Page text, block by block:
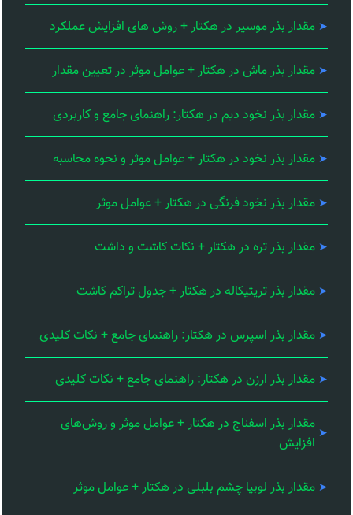
مقدار بذر موسیر در هکتار + روش های افزایش عملکرد
مقدار بذر ماش در هکتار + عوامل موثر در تعیین مقدار
مقدار بذر نخود دیم در هکتار: راهنمای جامع و کاربردی
مقدار بذر نخود در هکتار + عوامل موثر و نحوه محاسبه
مقدار بذر نخود فرنگی در هکتار + عوامل موثر
مقدار بذر تره در هکتار + نکات کاشت و داشت
مقدار بذر تریتیکاله در هکتار + جدول تراکم کاشت
مقدار بذر اسپرس در هکتار: راهنمای جامع + نکات کلیدی
مقدار بذر ارزن در هکتار: راهنمای جامع + نکات کلیدی
مقدار بذر اسفناج در هکتار + عوامل موثر و روش‌های
افزایش
مقدار بذر لوبیا چشم بلبلی در هکتار + عوامل موثر